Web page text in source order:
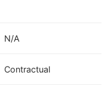
N/A
Contractual